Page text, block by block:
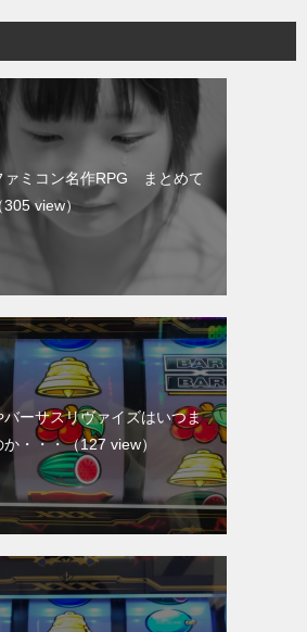
ァミコン名作RPG まとめて
305 view）
バーサスリヴァイズはいつま
か・・・（127 view）